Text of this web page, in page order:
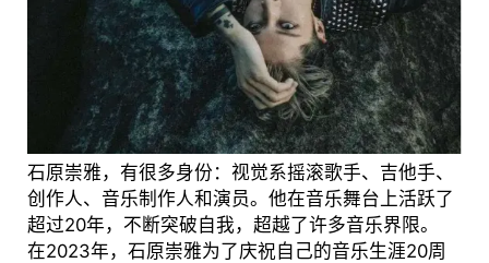
石原崇雅，有很多身份：视觉系摇滚歌手、吉他手、
创作人、音乐制作人和演员。他在音乐舞台上活跃了
超过20年，不断突破自我，超越了许多音乐界限。
在2023年，石原崇雅为了庆祝自己的音乐生涯20周